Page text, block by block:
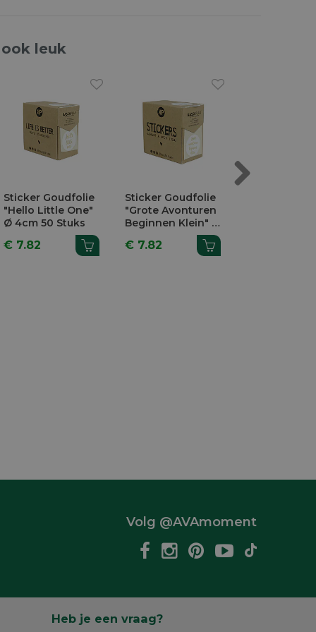
leuk
Sticker Goudfolie
"Hello Little One"
Ø 4cm 50 Stuks
€ 7.82
Sticker Goudfolie
"Grote Avonturen
Beginnen Klein" Ø
€ 7.82
Volg @AVAmoment
Heb je een vraag?